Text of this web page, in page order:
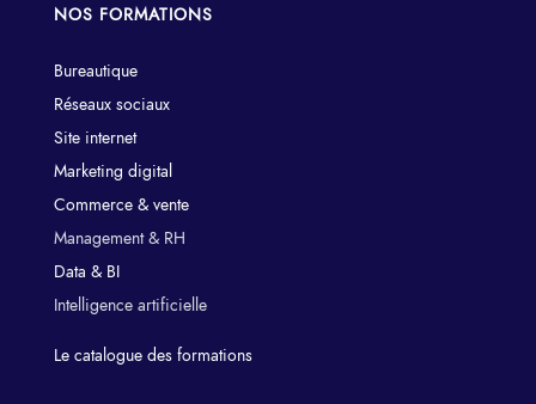
NOS FORMATIONS
Bureautique
Réseaux sociaux
Site internet
Marketing digital
Commerce & vente
Management & RH
Data & BI
Intelligence artificielle
Le catalogue des formations